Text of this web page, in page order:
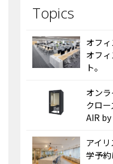
オフ
オフ
ト。
オン
クロ
AIR by
アイ
学予約